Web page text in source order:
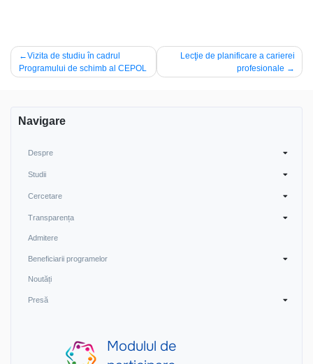
Navigare
în
Vizita de studiu în cadrul
Programului de schimb al CEPOL
Lecţie de planificare a carierei
profesionale
Navigare
Despre
Studii
Cercetare
Transparența
Admitere
Beneficiarii programelor
Noutăți
Presă